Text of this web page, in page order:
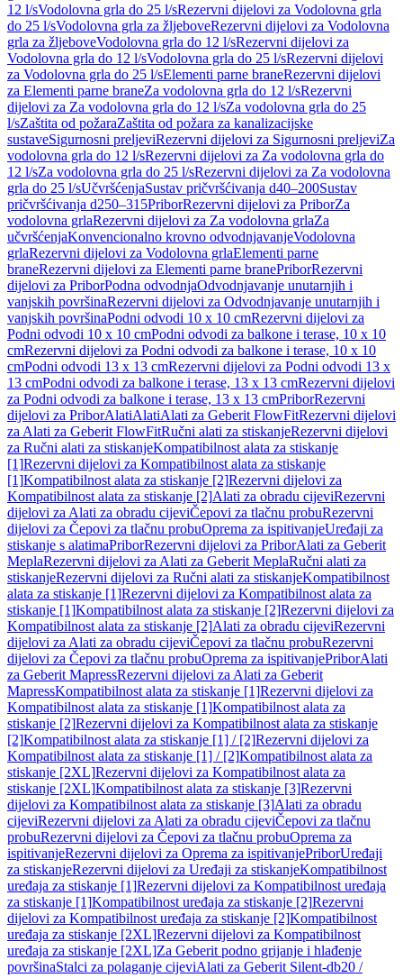
12 l/sVodolovna grla do 25 l/sRezervni dijelovi za Vodolovna grla
do 25 l/sVodolovna grla za žljeboveRezervni dijelovi za Vodolovna
grla za žljeboveVodolovna grla do 12 l/sRezervni dijelovi za
Vodolovna grla do 12 l/sVodolovna grla do 25 l/sRezervni dijelovi
za Vodolovna grla do 25 l/sElementi parne braneRezervni dijelovi
za Elementi parne braneZa vodolovna grla do 12 l/sRezervni
dijelovi za Za vodolovna grla do 12 l/sZa vodolovna grla do 25
l/sZaštita od požaraZaštita od požara za kanalizacijske
sustaveSigurnosni preljeviRezervni dijelovi za Sigurnosni preljeviZa
vodolovna grla do 12 l/sRezervni dijelovi za Za vodolovna grla do
12 l/sZa vodolovna grla do 25 l/sRezervni dijelovi za Za vodolovna
grla do 25 l/sUčvršćenjaSustav pričvršćivanja d40–200Sustav
pričvršćivanja d250–315PriborRezervni dijelovi za PriborZa
vodolovna grlaRezervni dijelovi za Za vodolovna grlaZa
učvršćenjaKonvencionalno krovno odvodnjavanjeVodolovna
grlaRezervni dijelovi za Vodolovna grlaElementi parne
braneRezervni dijelovi za Elementi parne branePriborRezervni
dijelovi za PriborPodna odvodnjaOdvodnjavanje unutarnjih i
vanjskih površinaRezervni dijelovi za Odvodnjavanje unutarnjih i
vanjskih površinaPodni odvodi 10 x 10 cmRezervni dijelovi za
Podni odvodi 10 x 10 cmPodni odvodi za balkone i terase, 10 x 10
cmRezervni dijelovi za Podni odvodi za balkone i terase, 10 x 10
cmPodni odvodi 13 x 13 cmRezervni dijelovi za Podni odvodi 13 x
13 cmPodni odvodi za balkone i terase, 13 x 13 cmRezervni dijelovi
za Podni odvodi za balkone i terase, 13 x 13 cmPriborRezervni
dijelovi za PriborAlatiAlatiAlati za Geberit FlowFitRezervni dijelovi
za Alati za Geberit FlowFitRučni alati za stiskanjeRezervni dijelovi
za Ručni alati za stiskanjeKompatibilnost alata za stiskanje
[1]Rezervni dijelovi za Kompatibilnost alata za stiskanje
[1]Kompatibilnost alata za stiskanje [2]Rezervni dijelovi za
Kompatibilnost alata za stiskanje [2]Alati za obradu cijeviRezervni
dijelovi za Alati za obradu cijeviČepovi za tlačnu probuRezervni
dijelovi za Čepovi za tlačnu probuOprema za ispitivanjeUređaji za
stiskanje s alatimaPriborRezervni dijelovi za PriborAlati za Geberit
MeplaRezervni dijelovi za Alati za Geberit MeplaRučni alati za
stiskanjeRezervni dijelovi za Ručni alati za stiskanjeKompatibilnost
alata za stiskanje [1]Rezervni dijelovi za Kompatibilnost alata za
stiskanje [1]Kompatibilnost alata za stiskanje [2]Rezervni dijelovi za
Kompatibilnost alata za stiskanje [2]Alati za obradu cijeviRezervni
dijelovi za Alati za obradu cijeviČepovi za tlačnu probuRezervni
dijelovi za Čepovi za tlačnu probuOprema za ispitivanjePriborAlati
za Geberit MapressRezervni dijelovi za Alati za Geberit
MapressKompatibilnost alata za stiskanje [1]Rezervni dijelovi za
Kompatibilnost alata za stiskanje [1]Kompatibilnost alata za
stiskanje [2]Rezervni dijelovi za Kompatibilnost alata za stiskanje
[2]Kompatibilnost alata za stiskanje [1] / [2]Rezervni dijelovi za
Kompatibilnost alata za stiskanje [1] / [2]Kompatibilnost alata za
stiskanje [2XL]Rezervni dijelovi za Kompatibilnost alata za
stiskanje [2XL]Kompatibilnost alata za stiskanje [3]Rezervni
dijelovi za Kompatibilnost alata za stiskanje [3]Alati za obradu
cijeviRezervni dijelovi za Alati za obradu cijeviČepovi za tlačnu
probuRezervni dijelovi za Čepovi za tlačnu probuOprema za
ispitivanjeRezervni dijelovi za Oprema za ispitivanjePriborUređaji
za stiskanjeRezervni dijelovi za Uređaji za stiskanjeKompatibilnost
uređaja za stiskanje [1]Rezervni dijelovi za Kompatibilnost uređaja
za stiskanje [1]Kompatibilnost uređaja za stiskanje [2]Rezervni
dijelovi za Kompatibilnost uređaja za stiskanje [2]Kompatibilnost
uređaja za stiskanje [2XL]Rezervni dijelovi za Kompatibilnost
uređaja za stiskanje [2XL]Za Geberit podno grijanje i hlađenje
površinaStalci za polaganje cijeviAlati za Geberit Silent-db20 /